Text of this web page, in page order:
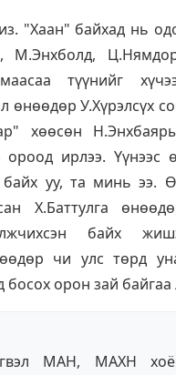
"Хаан" байхад нь
М.Энхболд,
түүнийг
өнөөдөр У.Хүрэлсүх
хөөсөн
ороод ирлээ. Үүнээс
уу, та минь ээ.
Х.Баттулга
байх
чи улс төрд
орон зай байгаа
МАН, МАХН